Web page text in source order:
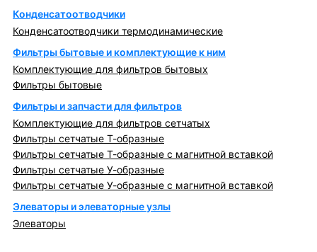
Конденсатоотводчики
Конденсатоотводчики термодинамические
Фильтры бытовые и комплектующие к ним
Комплектующие для фильтров бытовых
Фильтры бытовые
Фильтры и запчасти для фильтров
Комплектующие для фильтров сетчатых
Фильтры сетчатые Т-образные
Фильтры сетчатые Т-образные с магнитной вставкой
Фильтры сетчатые У-образные
Фильтры сетчатые У-образные с магнитной вставкой
Элеваторы и элеваторные узлы
Элеваторы